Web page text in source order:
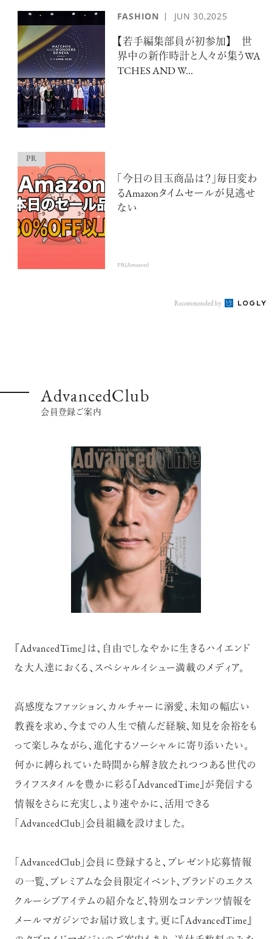
注目の記事
10年後の自分のためにやるべきこと
感覚で味わうニューヨークの魅力
超絶技巧が生み出すエナメル工芸
のアートピース
記憶に残る特別な体験をオーダーメ
イド！京都で話題のラグジュアリー人
【フィリップス オークション】映画界
の巨匠のアイデアから生まれた時計
が17億円で落札！！
禁断の不倫が夫婦の純愛をあぶり
か？
俳優
吹越 満
FASHION JUN 30,2025
【若手編集部員が初参加】 世
界中の新作時計と人々が集うWA
TCHES AND W...
「今日の目玉商品は？」毎日変わ
るAmazonタイムセールが見逃せ
ない
PR(Amazon)
Recommended by
AdvancedClub
会員登録ご案内
『AdvancedTime』は、自由でしなやかに生きるハイエンド
な大人達におくる、スペシャルイシュー満載のメディア。
高感度なファッション、カルチャーに溺愛、未知の幅広い
教養を求め、今までの人生で積んだ経験、知見を余裕をも
って楽しみながら、進化するソーシャルに寄り添いたい。
何かに縛られていた時間から解き放たれつつある世代の
ライフスタイルを豊かに彩る『AdvancedTime』が発信する
情報をさらに充実し、より速やかに、活用できる
「AdvancedClub」会員組織を設けました。
「AdvancedClub」会員に登録すると、プレゼント応募情報
の一覧、プレミアムな会員限定イベント、ブランドのエクス
クルーシブアイテムの紹介など、特別なコンテンツ情報を
メールマガジンでお届け致します。更に『AdvancedTime』